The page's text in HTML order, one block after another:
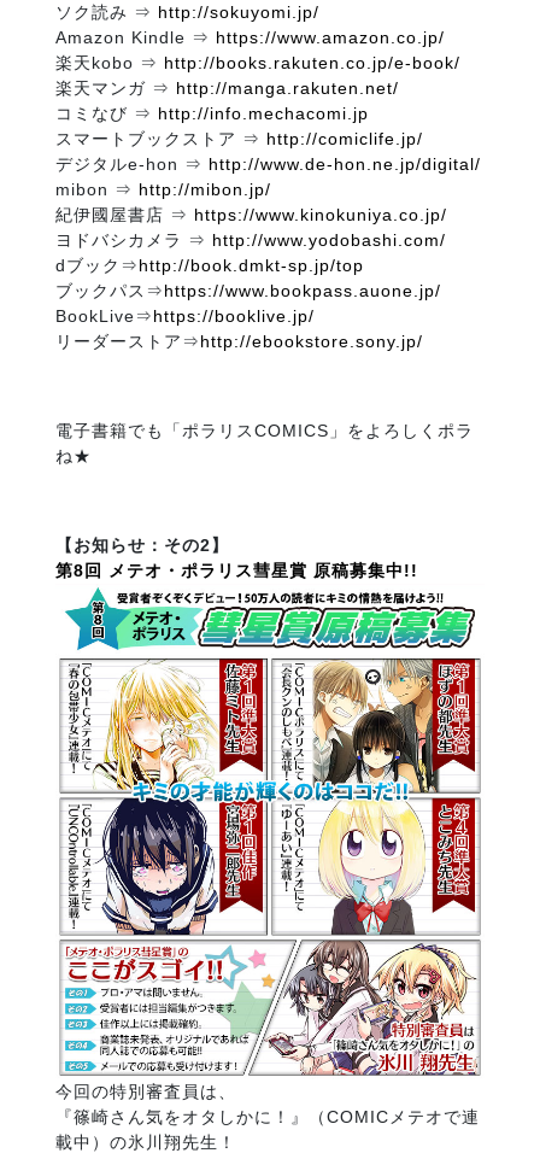
ソク読み ⇒ http://sokuyomi.jp/
Amazon Kindle ⇒ https://www.amazon.co.jp/
楽天kobo ⇒ http://books.rakuten.co.jp/e-book/
楽天マンガ ⇒ http://manga.rakuten.net/
コミなび ⇒ http://info.mechacomi.jp
スマートブックストア ⇒ http://comiclife.jp/
デジタルe-hon ⇒ http://www.de-hon.ne.jp/digital/
mibon ⇒ http://mibon.jp/
紀伊國屋書店 ⇒ https://www.kinokuniya.co.jp/
ヨドバシカメラ ⇒ http://www.yodobashi.com/
dブック⇒http://book.dmkt-sp.jp/top
ブックパス⇒https://www.bookpass.auone.jp/
BookLive⇒https://booklive.jp/
リーダーストア⇒http://ebookstore.sony.jp/
電子書籍でも「ポラリスCOMICS」をよろしくポラ
ね★
【お知らせ：その2】
第8回 メテオ・ポラリス彗星賞 原稿募集中!!
今回の特別審査員は、
『篠崎さん気をオタしかに！』（COMICメテオで連
載中）の氷川翔先生！